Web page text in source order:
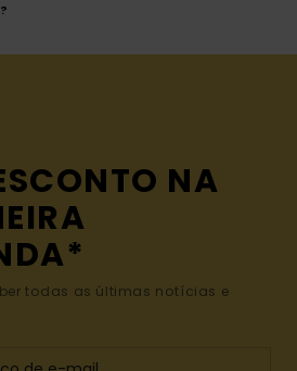
NA
todas as últimas notícias e